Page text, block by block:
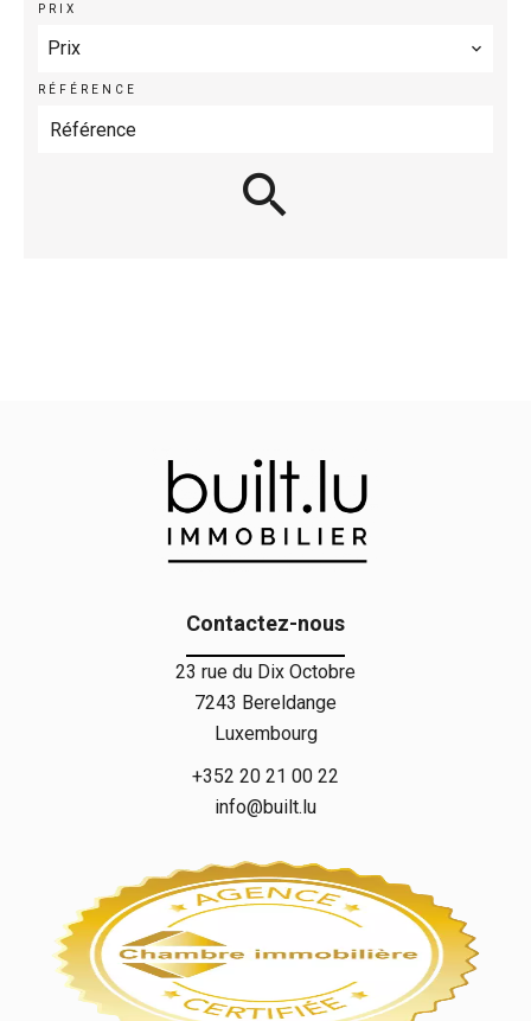
PRIX
Prix
RÉFÉRENCE
Contactez-nous
23 rue du Dix Octobre
7243 Bereldange
Luxembourg
+352 20 21 00 22
info@built.lu